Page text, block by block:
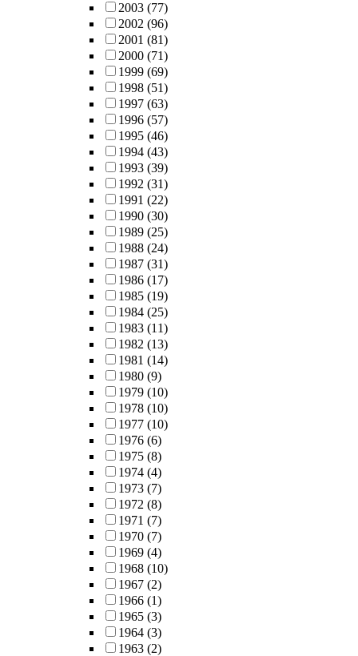
2003 (77)
2002 (96)
2001 (81)
2000 (71)
1999 (69)
1998 (51)
1997 (63)
1996 (57)
1995 (46)
1994 (43)
1993 (39)
1992 (31)
1991 (22)
1990 (30)
1989 (25)
1988 (24)
1987 (31)
1986 (17)
1985 (19)
1984 (25)
1983 (11)
1982 (13)
1981 (14)
1980 (9)
1979 (10)
1978 (10)
1977 (10)
1976 (6)
1975 (8)
1974 (4)
1973 (7)
1972 (8)
1971 (7)
1970 (7)
1969 (4)
1968 (10)
1967 (2)
1966 (1)
1965 (3)
1964 (3)
1963 (2)